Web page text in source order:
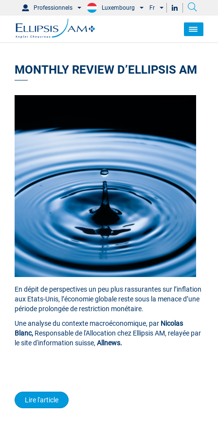
Professionnels Luxembourg Fr
MONTHLY REVIEW D’ELLIPSIS AM
En dépit de perspectives un peu plus rassurantes sur l’inflation
aux Etats-Unis, l’économie globale reste sous la menace d’une
période prolongée de restriction monétaire.
Une analyse du contexte macroéconomique, par Nicolas
Blanc, Responsable de l'Allocation chez Ellipsis AM, relayée par
le site d'information suisse, Allnews.
Lire l'article